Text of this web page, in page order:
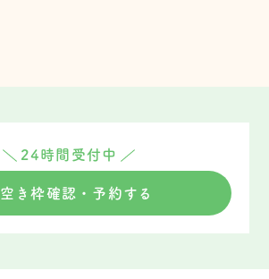
24時間受付中
空き枠確認・予約する